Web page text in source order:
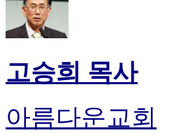
고승희 목사
아름다운교회